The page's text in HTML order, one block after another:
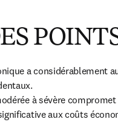
a considérablement
à sévère
aux coûts